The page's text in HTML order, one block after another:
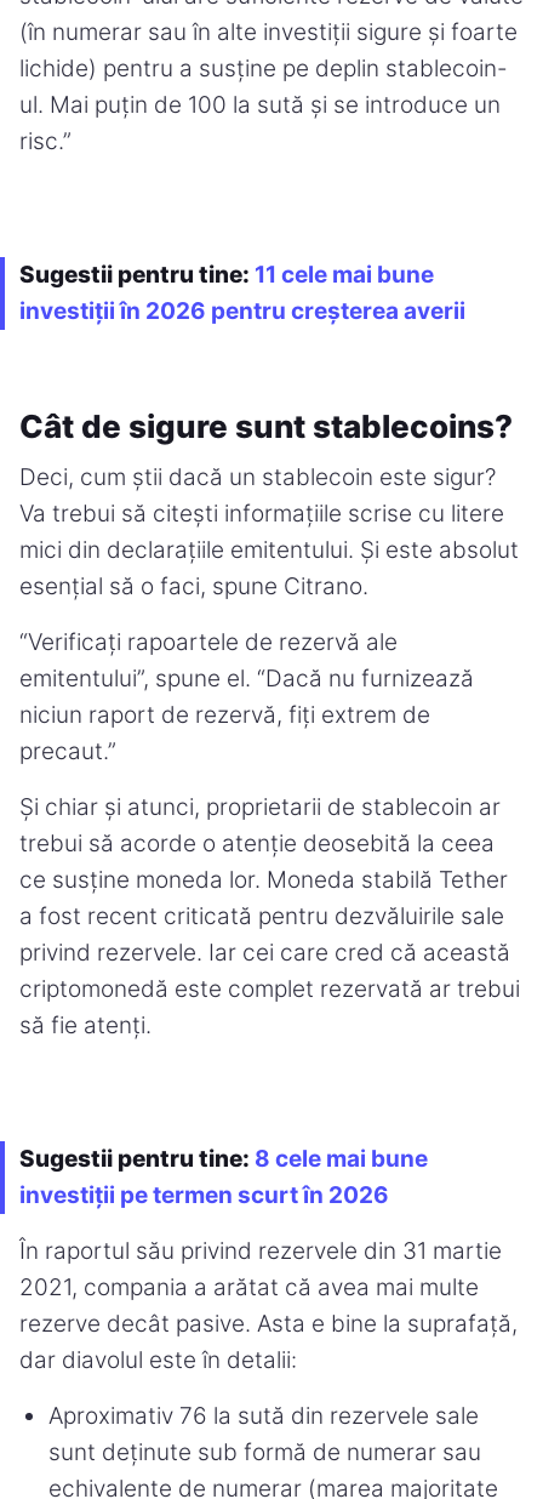
(în numerar sau în alte investiții sigure și foarte
lichide) pentru a susține pe deplin stablecoin-
ul. Mai puțin de 100 la sută și se introduce un
risc.”
Sugestii pentru tine: 11 cele mai bune
investiții în 2026 pentru creșterea averii
Cât de sigure sunt stablecoins?
Deci, cum știi dacă un stablecoin este sigur?
Va trebui să citești informațiile scrise cu litere
mici din declarațiile emitentului. Și este absolut
esențial să o faci, spune Citrano.
“Verificați rapoartele de rezervă ale
emitentului”, spune el. “Dacă nu furnizează
niciun raport de rezervă, fiți extrem de
precaut.”
Și chiar și atunci, proprietarii de stablecoin ar
trebui să acorde o atenție deosebită la ceea
ce susține moneda lor. Moneda stabilă Tether
a fost recent criticată pentru dezvăluirile sale
privind rezervele. Iar cei care cred că această
criptomonedă este complet rezervată ar trebui
să fie atenți.
Sugestii pentru tine: 8 cele mai bune
investiții pe termen scurt în 2026
În raportul său privind rezervele din 31 martie
2021, compania a arătat că avea mai multe
rezerve decât pasive. Asta e bine la suprafață,
dar diavolul este în detalii:
Aproximativ 76 la sută din rezervele sale
sunt deținute sub formă de numerar sau
echivalente de numerar (marea majoritate